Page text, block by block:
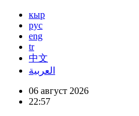
кыр
рус
eng
tr
中文
العربية
06 август 2026
22:57